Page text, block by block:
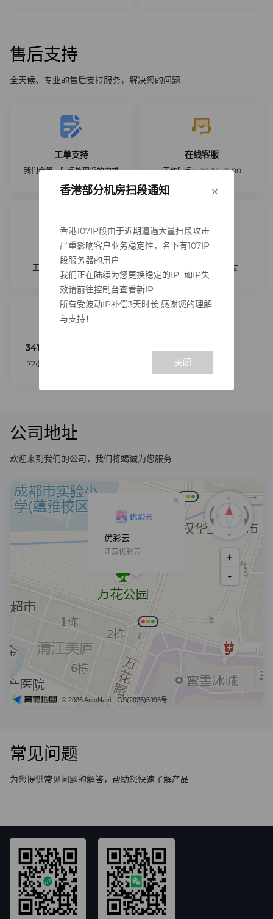
售后支持
全天候、专业的售后支持服务，解决您的问题
工单支持
我们会第一时间处理您的需求
创建工单
在线客服
工作时间：08:30-21:00
开始咨询
QQ咨询
工作时间：08:30-21:00
联系我们
微信客服
扫码添加客服微信好友
3412762655@qq.com
72小时内响应，可带入附件
公司地址
欢迎来到我们的公司，我们将竭诚为您服务
优彩云
江苏优彩云
×
+
-
© 2026 AutoNavi - GS(2025)5996号
常见问题
为您提供常见问题的解答，帮助您快速了解产品
香港部分机房扫段通知
香港107IP段由于近期遭遇大量扫段攻击
严重影响客户业务稳定性，名下有107IP
段服务器的用户
我们正在陆续为您更换稳定的IP 如IP失
效请前往控制台查看新IP
所有受波动IP补偿3天时长 感谢您的理解
与支持！
×